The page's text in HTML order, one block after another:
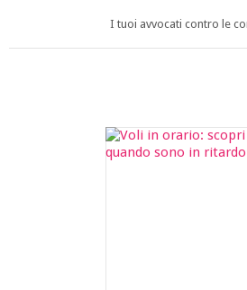
I tuoi avvocati contro le